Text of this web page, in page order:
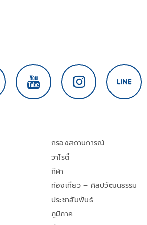
กรองสถานการณ์
วาไรตี้
กีฬา
ท่องเที่ยว – ศิลปวัฒนธรรม
ประชาสัมพันธ์
ภูมิภาค